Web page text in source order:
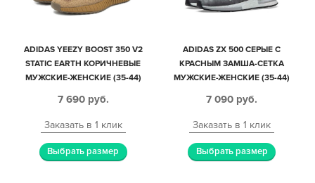
ADIDAS YEEZY BOOST 350 V2
STATIC EARTH КОРИЧНЕВЫЕ
МУЖСКИЕ-ЖЕНСКИЕ (35-44)
7 690 руб.
Заказать в 1 клик
Выбрать размер
ADIDAS ZX 500 СЕРЫЕ С
КРАСНЫМ ЗАМША-СЕТКА
МУЖСКИЕ-ЖЕНСКИЕ (35-44)
7 090 руб.
Заказать в 1 клик
Выбрать размер